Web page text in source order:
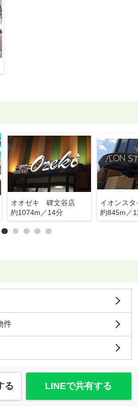
オオゼキ 碑文谷店
約1074m／14分
イオンス
約845m／
件
る LINEで共有する